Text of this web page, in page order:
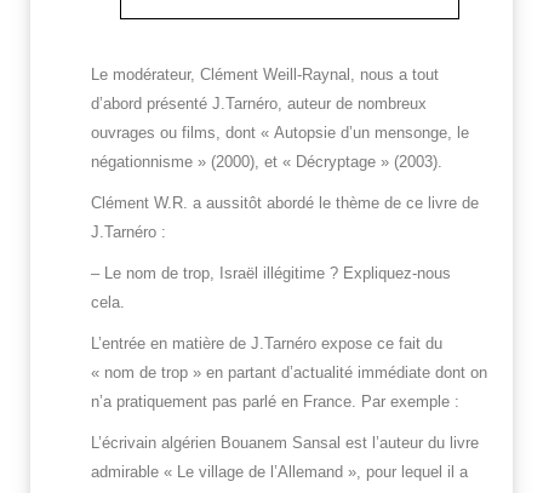
Le modérateur, Clément Weill-Raynal, nous a tout
d’abord présenté J.Tarnéro, auteur de nombreux
ouvrages ou films, dont « Autopsie d’un mensonge, le
négationnisme » (2000), et « Décryptage » (2003).
Clément W.R. a aussitôt abordé le thème de ce livre de
J.Tarnéro :
– Le nom de trop, Israël illégitime ? Expliquez-nous
cela.
L’entrée en matière de J.Tarnéro expose ce fait du
« nom de trop » en partant d’actualité immédiate dont on
n’a pratiquement pas parlé en France. Par exemple :
L’écrivain algérien Bouanem Sansal est l’auteur du livre
admirable « Le village de l’Allemand », pour lequel il a